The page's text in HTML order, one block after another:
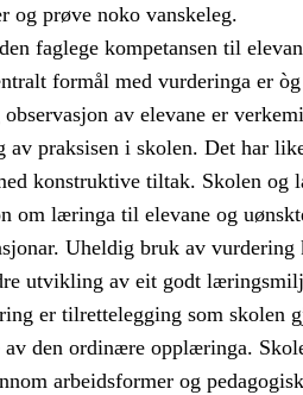
og prøve noko vanskeleg.
faglege kompetansen til
formål med vurderinga er
av elevane er
praksisen i skolen. Det har
konstruktive tiltak. Skolen og
om læringa til elevane og
Uheldig bruk av
utvikling av eit godt
er tilrettelegging som skolen
den ordinære opplæringa.
arbeidsformer og